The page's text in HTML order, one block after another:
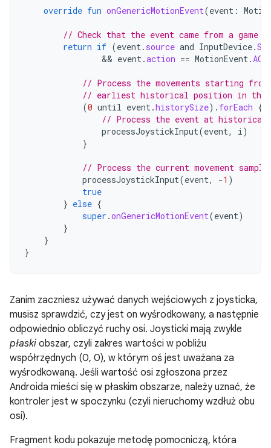
override fun onGenericMotionEvent(event :
// Check that the event came from a game
return if (event. source and InputDevice.
                &&
event.action == MotionEvent.
// Process the movements starting
// earliest historical position in the
(0 until event.historySize). forEach {
// Process the event at
processJoystickInput(event, i)
}
// Process the current movement
processJoystickInput(event, -1 )
true
} else {
super .onGenericMotionEvent(event)
}
}
}
Zanim zaczniesz używać danych wejściowych z joysticka,
musisz sprawdzić, czy jest on wyśrodkowany, a następnie
odpowiednio obliczyć ruchy osi. Joysticki mają zwykle
płaski obszar, czyli zakres wartości w pobliżu
współrzędnych (0, 0), w którym oś jest uważana za
wyśrodkowaną. Jeśli wartość osi zgłoszona przez
Androida mieści się w płaskim obszarze, należy uznać, że
kontroler jest w spoczynku (czyli nieruchomy wzdłuż obu
osi).
Fragment kodu pokazuje metodę pomocniczą, która